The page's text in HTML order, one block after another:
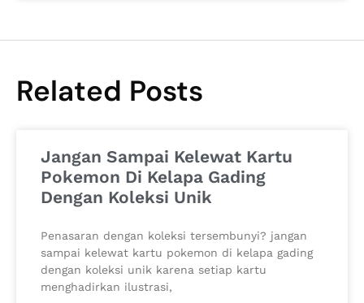
Related Posts
Jangan Sampai Kelewat Kartu
Pokemon Di Kelapa Gading
Dengan Koleksi Unik
Penasaran dengan koleksi tersembunyi? jangan
sampai kelewat kartu pokemon di kelapa gading
dengan koleksi unik karena setiap kartu
menghadirkan ilustrasi,